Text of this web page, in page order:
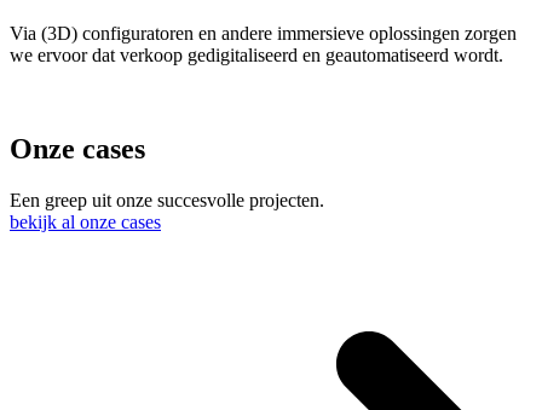
Via (3D) configuratoren en andere immersieve oplossingen zorgen
we ervoor dat verkoop gedigitaliseerd en geautomatiseerd wordt.
Onze cases
Een greep uit onze succesvolle projecten.
bekijk al onze cases